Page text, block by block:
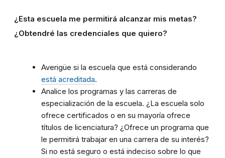
¿Esta escuela me permitirá alcanzar mis metas?
¿Obtendré las credenciales que quiero?
Averigüe si la escuela que está considerando
está acreditada.
Analice los programas y las carreras de
especialización de la escuela. ¿La escuela solo
ofrece certificados o en su mayoría ofrece
títulos de licenciatura? ¿Ofrece un programa que
le permitirá trabajar en una carrera de su interés?
Si no está seguro o está indeciso sobre lo que